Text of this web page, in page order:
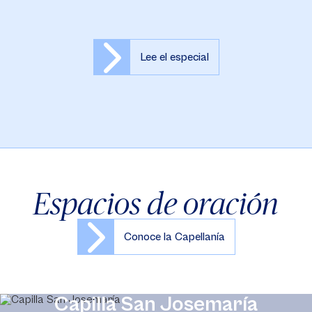
Lee el especial
Espacios de oración
Conoce la Capellanía
Capilla San Josemaría